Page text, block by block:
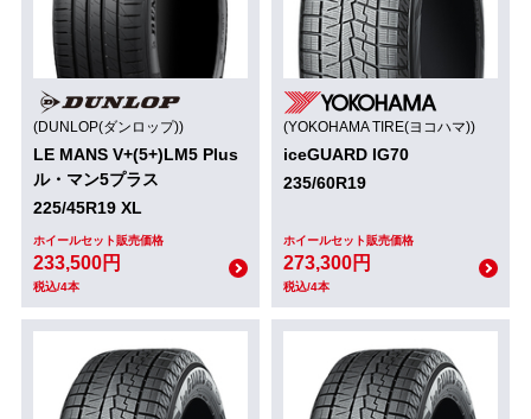
(DUNLOP(ダンロップ))
LE MANS V+(5+)LM5 Plus
ル・マン5プラス
225/45R19 XL
ホイールセット販売価格
233,500円
税込/4本
(YOKOHAMA TIRE(ヨコハマ))
iceGUARD IG70
235/60R19
ホイールセット販売価格
273,300円
税込/4本